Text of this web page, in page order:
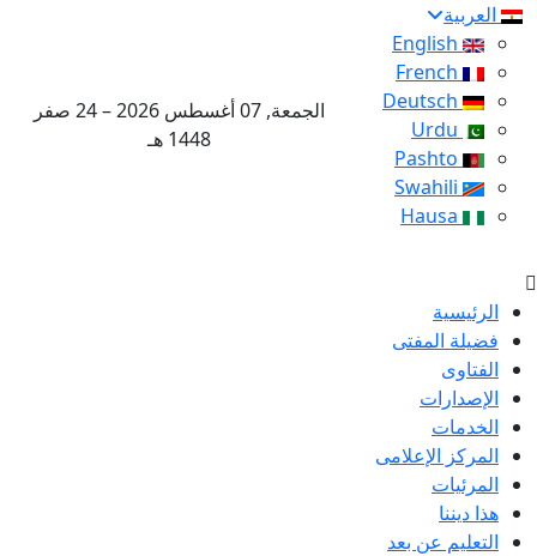
العربية
الجمعة, 07 أغسطس 2026 – 24 صفر
1448 هـ
الرئيسية
فضيلة المفتى
الفتاوى
الإصدارات
الخدمات
المركز الإعلامى
المرئيات
هذا ديننا
التعليم عن بعد